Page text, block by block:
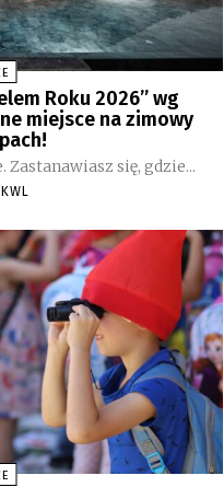
Roku 2026” wg
miejsce na zimowy
się, gdzie...